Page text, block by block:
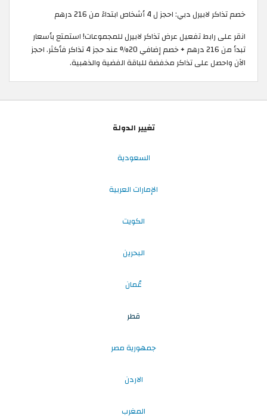
خصم تذاكر لابيرل دبي: احجز ل 4 أشخاص ابتداءً من 216 درهم
انقر على رابط تفعيل عرض تذاكر لابيرل للمجموعات! استمتع بأسعار
تبدأ من 216 درهم + خصم إضافي 20% عند حجز 4 تذاكر فأكثر. احجز
الآن واحصل على تذاكر مخفضة للباقة الفضية والذهبية.
تغيير الدولة
السعودية
الإمارات العربية
الكويت
البحرين
عُمان
قطر
جمهورية مصر
الاردن
المغرب